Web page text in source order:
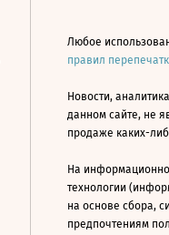
Любое
правил
Новости,
данном сайте, не
продаже каких-
На
технологии
на основе сбора,
предпочтениям